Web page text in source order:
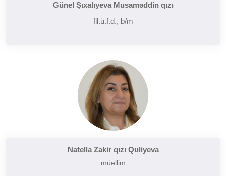
Günel Şıxalıyeva Musaməddin qızı
fil.ü.f.d., b/m
Natella Zakir qızı Quliyeva
müəllim